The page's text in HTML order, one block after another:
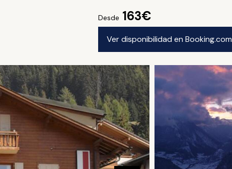
Desde 163€
Ver disponibilidad en Booking.com